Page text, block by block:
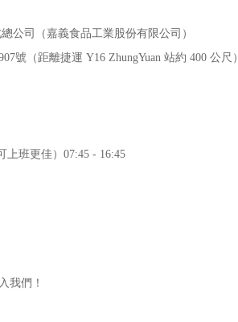
公司（嘉義食品工業股份有限公司）
號（距離捷運 Y16 ZhungYuan 站約 400 公尺）
上班更佳）07:45 - 16:45
我們！